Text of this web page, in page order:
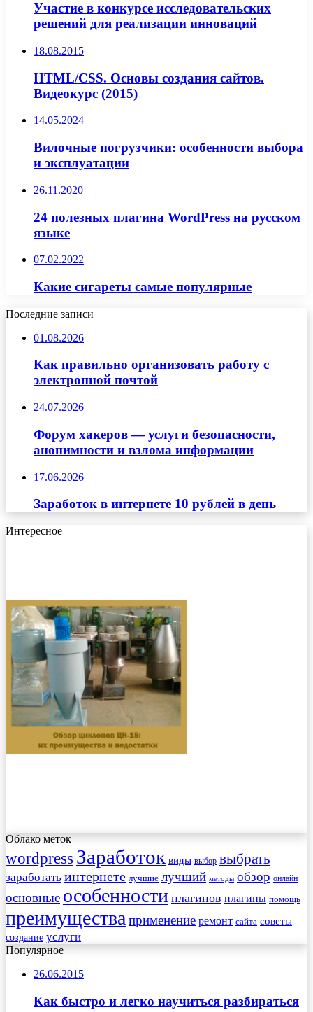
Участие в конкурсе исследовательских
решений для реализации инноваций
18.08.2015
HTML/CSS. Основы создания сайтов.
Видеокурс (2015)
14.05.2024
Вилочные погрузчики: особенности выбора
и эксплуатации
26.11.2020
24 полезных плагина WordPress на русском
языке
07.02.2022
Какие сигареты самые популярные
Последние записи
01.08.2026
Как правильно организовать работу с
электронной почтой
24.07.2026
Форум хакеров — услуги безопасности,
анонимности и взлома информации
17.06.2026
Заработок в интернете 10 рублей в день
Интересное
Облако меток
wordpress Заработок виды выбор выбрать
заработать интернете лучшие лучший методы обзор онлайн
основные особенности плагинов плагины помощь
преимущества применение ремонт сайта советы
создание услуги
Популярное
26.06.2015
Как быстро и легко научиться разбираться